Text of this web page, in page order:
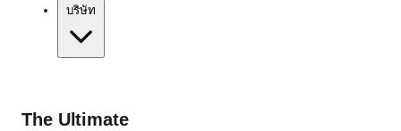
บริษัท
The Ultimate